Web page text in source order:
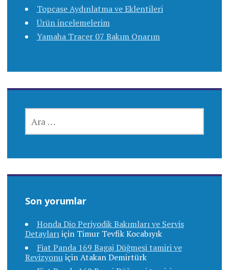
Topcase Aydınlatma ve Eklentileri
Ürün incelemelerim
Yamaha Tracer 07 Bakım Onarım
Son yorumlar
Honda Dio Periyodik Bakımları ve Servis
Detaylarıiçin Timur Tevfik Kocabıyık
Fiat Panda 169 Bagaj Düğmesi tamiri ve
RevizyonuiçinAtakan Demirtürk